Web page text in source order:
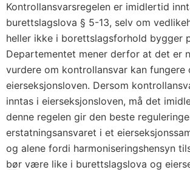
Kontrollansvarsregelen er imidlertid
burettslagslova § 5-13, selv om
heller ikke i borettslagsforhold bygger
Departementet mener derfor at det er
vurdere om kontrollansvar kan fungere
eierseksjonsloven. Dersom
inntas i eierseksjonsloven, må det
denne regelen gir den beste
erstatningsansvaret i et
og alene fordi harmoniseringshensyn
bør være like i burettslagslova og